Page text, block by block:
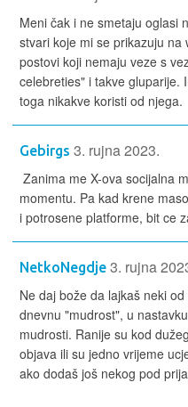
Meni čak i ne smetaju oglasi
stvari koje mi se prikazuju
postovi koji nemaju veze s
celebreties" i takve gluparije.
toga nikakve koristi od njega.
Gebirgs 3. rujna 2023.
Zanima me X-ova socijalna
momentu. Pa kad krene
i potrosene platforme, bit ce
NetkoNegdje 3. rujna
Ne daj bože da lajkaš neki
dnevnu "mudrost", u
mudrosti. Ranije su kod
objava ili su jedno vrijeme
ako dodaš još nekog pod